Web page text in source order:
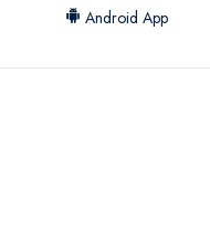
Android App